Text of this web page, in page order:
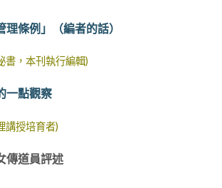
條例」（編者的話）
書，本刊執行編輯)
一點觀察
講授培育者)
傳道員評述